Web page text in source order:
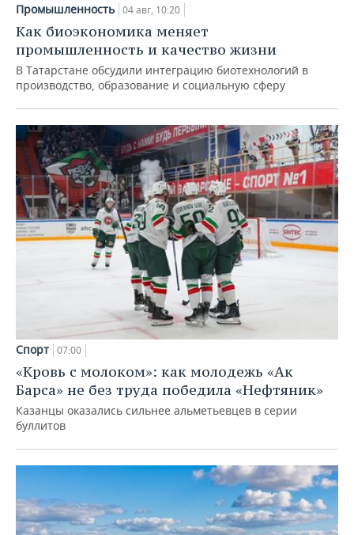
Промышленность 04 авг, 10:20
Как биоэкономика меняет
промышленность и качество жизни
В Татарстане обсудили интеграцию биотехнологий в
производство, образование и социальную сферу
Спорт 07:00
«Кровь с молоком»: как молодежь «Ак
Барса» не без труда победила «Нефтяник»
Казанцы оказались сильнее альметьевцев в серии
буллитов